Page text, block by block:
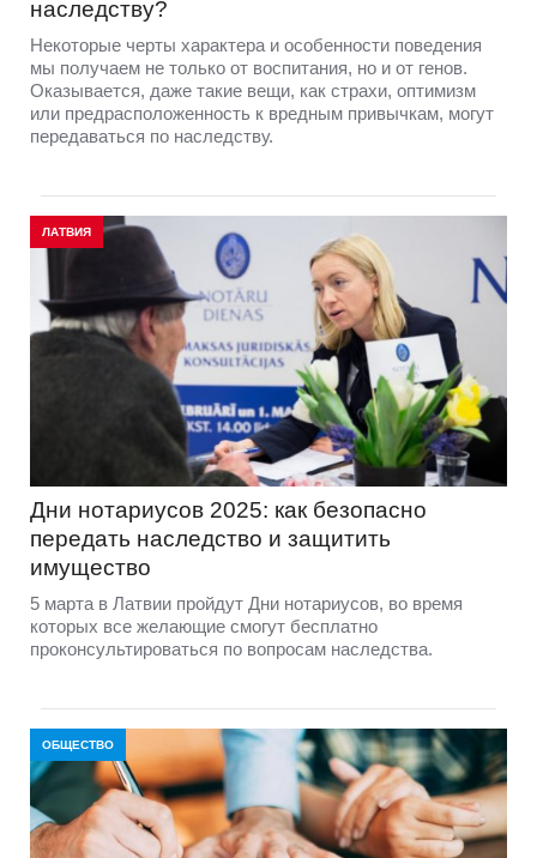
наследству?
Некоторые черты характера и особенности поведения
мы получаем не только от воспитания, но и от генов.
Оказывается, даже такие вещи, как страхи, оптимизм
или предрасположенность к вредным привычкам, могут
передаваться по наследству.
ЛАТВИЯ
Дни нотариусов 2025: как безопасно
передать наследство и защитить
имущество
5 марта в Латвии пройдут Дни нотариусов, во время
которых все желающие смогут бесплатно
проконсультироваться по вопросам наследства.
ОБЩЕСТВО